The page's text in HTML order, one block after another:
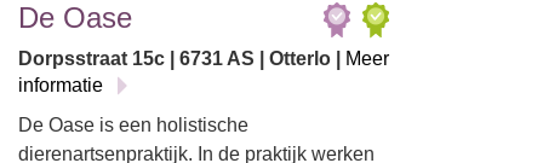
De Oase
Dorpsstraat 15c | 6731 AS | Otterlo |
Meer
informatie
De Oase is een holistische
dierenartsenpraktijk. In de praktijk werken